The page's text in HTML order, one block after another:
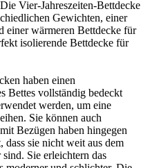
Vier-Jahreszeiten-Bettdecke
Gewichten, einer
einer wärmeren Bettdecke für
isolierende Bettdecke für
haben einen
Bettes vollständig bedeckt
werden, um eine
Sie können auch
Bezügen haben hingegen
dass sie nicht weit aus dem
Sie erleichtern das